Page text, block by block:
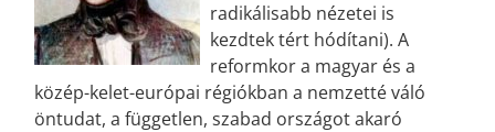
radikálisabb nézetei is
kezdtek tért hódítani). A
reformkor a magyar és a
közép-kelet-európai régiókban a nemzetté váló
öntudat, a független, szabad országot akaró